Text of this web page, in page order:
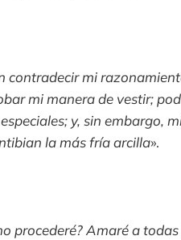
contradecir mi
mi manera de vestir;
y, sin embargo,
la más fría arcilla».
procederé? Amaré a